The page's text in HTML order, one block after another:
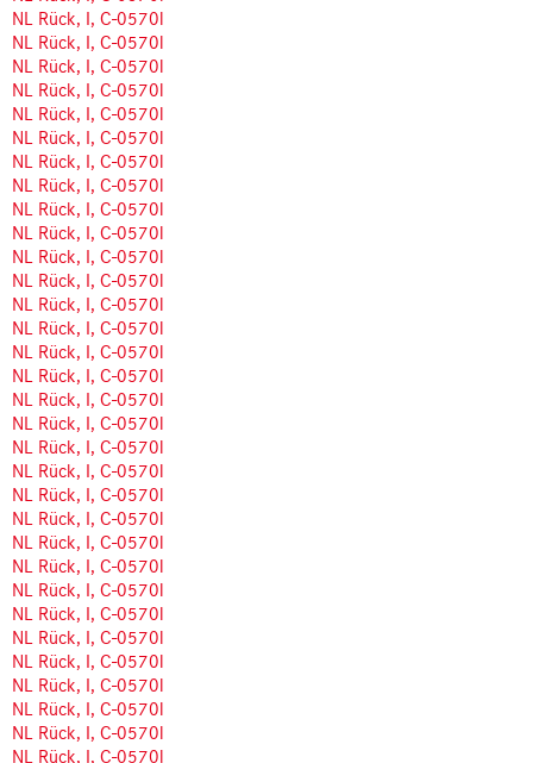
NL Rück, I, C-0570l
NL Rück, I, C-0570l
NL Rück, I, C-0570l
NL Rück, I, C-0570l
NL Rück, I, C-0570l
NL Rück, I, C-0570l
NL Rück, I, C-0570l
NL Rück, I, C-0570l
NL Rück, I, C-0570l
NL Rück, I, C-0570l
NL Rück, I, C-0570l
NL Rück, I, C-0570l
NL Rück, I, C-0570l
NL Rück, I, C-0570l
NL Rück, I, C-0570l
NL Rück, I, C-0570l
NL Rück, I, C-0570l
NL Rück, I, C-0570l
NL Rück, I, C-0570l
NL Rück, I, C-0570l
NL Rück, I, C-0570l
NL Rück, I, C-0570l
NL Rück, I, C-0570l
NL Rück, I, C-0570l
NL Rück, I, C-0570l
NL Rück, I, C-0570l
NL Rück, I, C-0570l
NL Rück, I, C-0570l
NL Rück, I, C-0570l
NL Rück, I, C-0570l
NL Rück, I, C-0570l
NL Rück, I, C-0570l